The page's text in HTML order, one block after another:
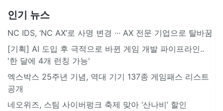
인기 뉴스
NC IDS, ‘NC AX’로 사명 변경 ∙∙∙ AX 전문 기업으로 탈바꿈
[기획] AI 도입 후 극적으로 바뀐 게임 개발 파이프라인..
'한 달에 4개 런칭 가능'
엑스박스 25주년 기념, 역대 기기 137종 게임패스 리스트
공개
네오위즈, 스팀 사이버펑크 축제 맞아 ‘산나비’ 할인